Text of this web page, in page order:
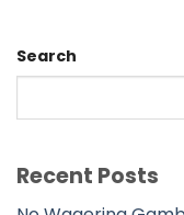
Search
Recent Posts